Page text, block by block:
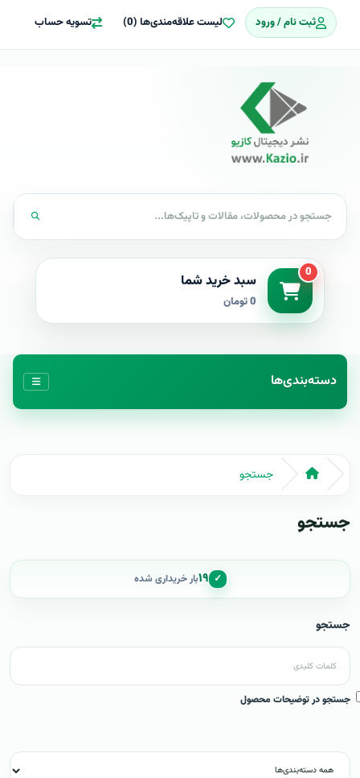
ثبت نام / ورود لیست علاقه‌مندی‌ها (0) تسویه حساب
0 سبد خرید شما
0 تومان
دسته‌بندی‌ها
جستجو
جستجو
✓ ۱۹بار خریداری شده
جستجو
جستجو در توضیحات محصول